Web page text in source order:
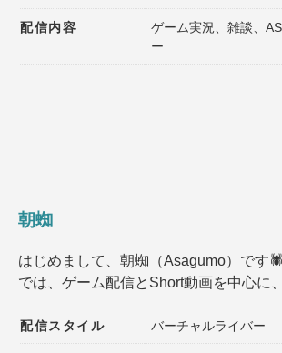
配信内容
ゲーム実況、雑談、
ー
朝蜘
はじめまして、朝蜘（Asagumo）です
では、ゲーム配信とShort動画を中心に
配信スタイル バーチャルライバー